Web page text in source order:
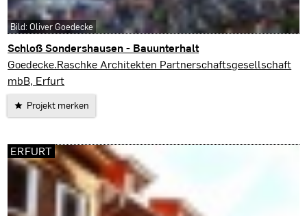
Schloß Sondershausen - Bauunterhalt
Sondershausen
Goedecke.Raschke Architekten Partnerschaftsgesellschaft
mbB, Erfurt
Projekt merken
Bild: Oliver Goedecke
ERFURT